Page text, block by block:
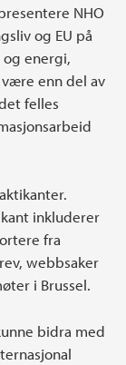
NHO
og EU på
energi,
enn del av
felles
inkluderer
fra
webbsaker
i Brussel.
bidra med